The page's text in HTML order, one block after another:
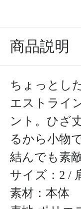
商品説明
ちょっとし
エストライ
ント。ひざ
るから小物
結んでも素
サイズ：2 /
素材：本体